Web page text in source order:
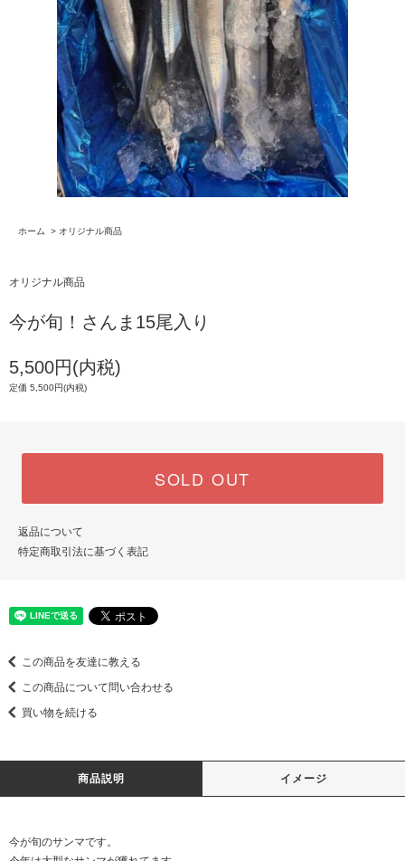
ホーム > オリジナル商品
オリジナル商品
今が旬！さんま15尾入り
5,500円(内税)
定価 5,500円(内税)
SOLD OUT
返品について
特定商取引法に基づく表記
この商品を友達に教える
この商品について問い合わせる
買い物を続ける
商品説明 イメージ
今が旬のサンマです。